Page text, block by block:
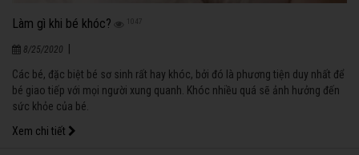
Làm gì khi bé khóc? 1047
8/25/2020
Các bé, đặc biệt bé sơ sinh rất hay khóc, bởi đó là phương tiện duy nhất để
bé giao tiếp với mọi người xung quanh. Khóc nhiều quá sẽ ảnh hưởng đến
sức khỏe của bé.
Xem chi tiết